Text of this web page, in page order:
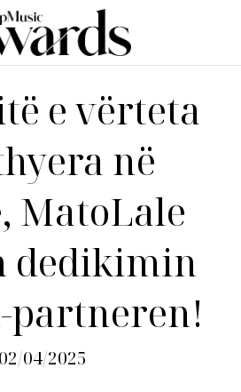
e vërteta
në
MatoLale
dedikimin
partneren!
02/04/2025